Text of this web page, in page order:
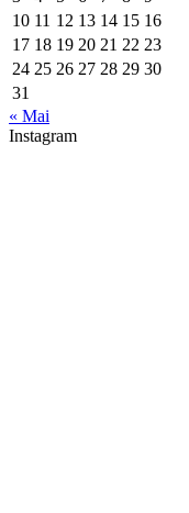
10 11 12 13 14 15 16
17 18 19 20 21 22 23
24 25 26 27 28 29 30
31
« Mai
Instagram